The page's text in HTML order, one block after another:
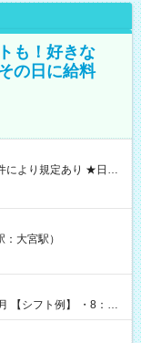
も！好きな
の日に給料
金GET♪ お仕事後はコ
間】試
大宮駅）